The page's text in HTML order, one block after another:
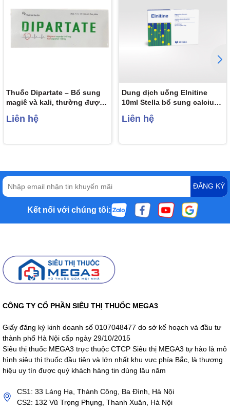
Thuốc Dipartate – Bổ sung
magiê và kali, thường được
đau tim, rối loạn nhịp tim…
Liên hệ
Dung dịch uống Elnitine
10ml Stella bổ sung calcium
bệnh (20 ống)
Liên hệ
ĐĂNG KÝ
Kết nối với chúng tôi:
CÔNG TY CỔ PHẦN SIÊU THỊ THUỐC MEGA3
Giấy đăng ký kinh doanh số 0107048477 do sở kế hoạch và đầu tư
thành phố Hà Nội cấp ngày 29/10/2015
Siêu thị thuốc MEGA3 trực thuộc CTCP Siêu thị MEGA3 tự hào là mô
hình siêu thị thuốc đầu tiên và lớn nhất khu vực phía Bắc, là thương
hiệu uy tín được quý khách hàng tin dùng lâu năm
CS1: 33 Láng Hạ, Thành Công, Ba Đình, Hà Nội
CS2: 132 Vũ Trọng Phụng, Thanh Xuân, Hà Nội